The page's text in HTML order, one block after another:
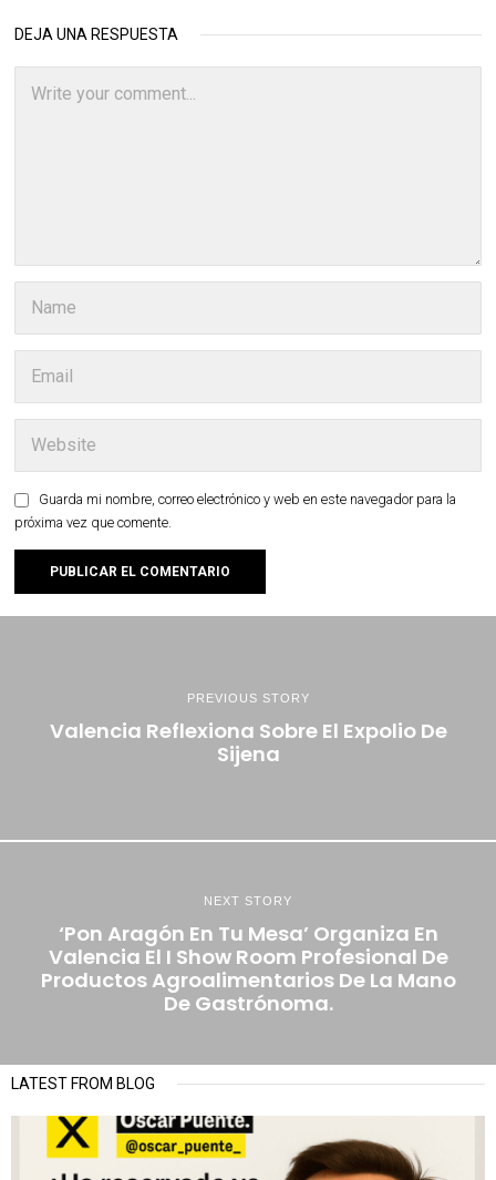
DEJA UNA RESPUESTA
Guarda mi nombre, correo electrónico y web en este navegador para la
próxima vez que comente.
PREVIOUS STORY
Valencia Reflexiona Sobre El Expolio De
Sijena
NEXT STORY
‘Pon Aragón En Tu Mesa’ Organiza En
Valencia El I Show Room Profesional De
Productos Agroalimentarios De La Mano
De Gastrónoma.
LATEST FROM BLOG